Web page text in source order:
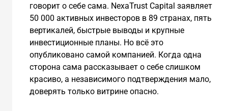
говорит о себе сама. NexaTrust Capital заявляет
50 000 активных инвесторов в 89 странах, пять
вертикалей, быстрые выводы и крупные
инвестиционные планы. Но всё это
опубликовано самой компанией. Когда одна
сторона сама рассказывает о себе слишком
красиво, а независимого подтверждения мало,
доверять только витрине опасно.